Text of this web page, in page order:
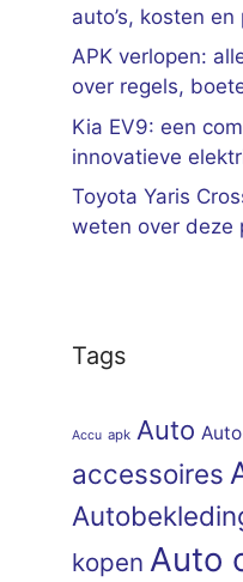
auto’s, kosten
APK verlopen:
over regels,
Kia EV9: een
innovatieve
Toyota Yaris
weten over deze
Tags
Accu apk Auto
accessoires
kopen Auto